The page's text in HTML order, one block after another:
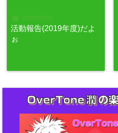
活動報告(2019年度)だよ
ぉ